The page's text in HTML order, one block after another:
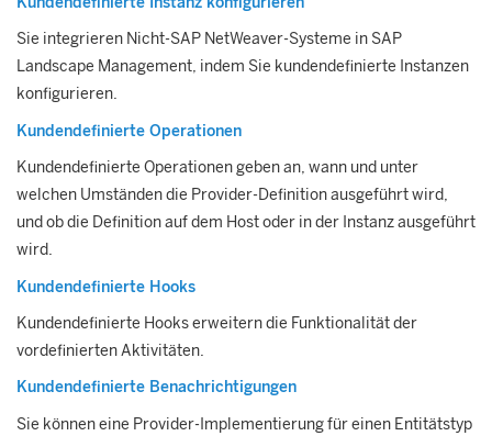
Sie integrieren Nicht-SAP NetWeaver-Systeme in SAP
Landscape Management, indem Sie kundendefinierte Instanzen
konfigurieren.
Kundendefinierte Operationen
Kundendefinierte Operationen geben an, wann und unter
welchen Umständen die Provider-Definition ausgeführt wird,
und ob die Definition auf dem Host oder in der Instanz ausgeführt
wird.
Kundendefinierte Hooks
Kundendefinierte Hooks erweitern die Funktionalität der
vordefinierten Aktivitäten.
Kundendefinierte Benachrichtigungen
Sie können eine Provider-Implementierung für einen Entitätstyp